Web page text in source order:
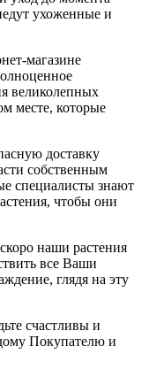
ухоженные и
магазине
великолепных
месте, которые
доставку
собственным
специалисты знают
чтобы они
наши растения
все Ваши
глядя на эту
счастливы и
Покупателю и